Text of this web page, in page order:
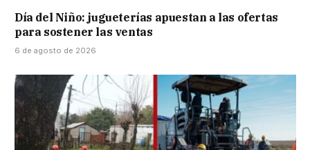
Día del Niño: jugueterías apuestan a las ofertas
para sostener las ventas
6 de agosto de 2026